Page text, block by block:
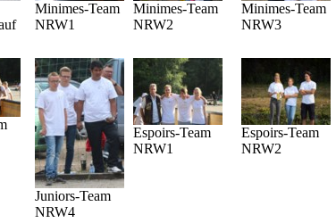
Minimes-Team
NRW1
Minimes-Team
NRW2
Minimes-Team
NRW3
Juniors-Team
NRW4
Espoirs-Team
NRW1
Espoirs-Team
NRW2